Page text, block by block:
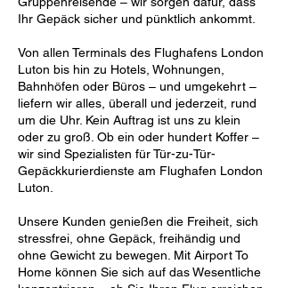
Ihr Gepäck sicher und pünktlich ankommt.
Von allen Terminals des Flughafens London
Luton bis hin zu Hotels, Wohnungen,
Bahnhöfen oder Büros – und umgekehrt –
liefern wir alles, überall und jederzeit, rund
um die Uhr. Kein Auftrag ist uns zu klein
oder zu groß. Ob ein oder hundert Koffer –
wir sind Spezialisten für Tür-zu-Tür-
Gepäckkurierdienste am Flughafen London
Luton.
Unsere Kunden genießen die Freiheit, sich
stressfrei, ohne Gepäck, freihändig und
ohne Gewicht zu bewegen. Mit Airport To
Home können Sie sich auf das Wesentliche